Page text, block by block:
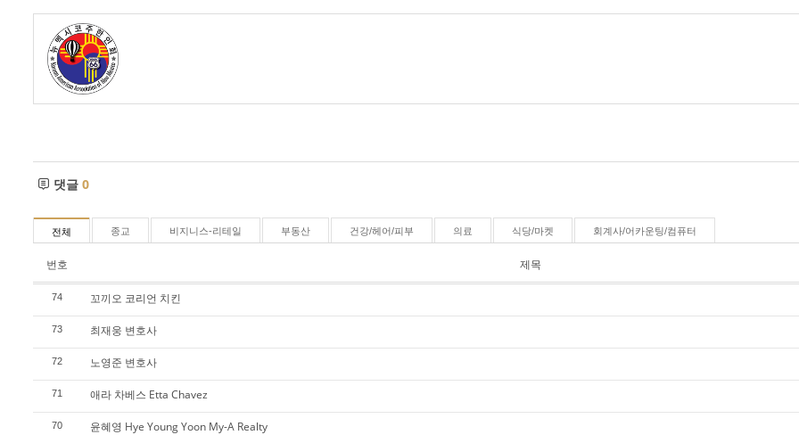
댓글 0
전체 종교 비지니스-리테일 부동산 건강/헤어/피부 의료 식당/마켓 회계사/어카운팅/컴퓨터
번호 제목
74 꼬끼오 코리언 치킨
73 최재웅 변호사
72 노영준 변호사
71 애라 차베스 Etta Chavez
70 윤혜영 Hye Young Yoon My-A Realty